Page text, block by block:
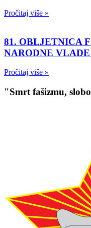
Pročitaj više »
81. OBLJETNICA
NARODNE
Pročitaj više »
"Smrt fašizmu,